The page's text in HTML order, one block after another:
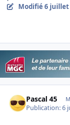
Modifié6 juillet
Pascal 45
Publication:6